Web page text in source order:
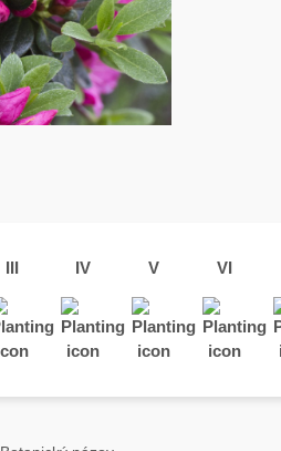
III IV V VI